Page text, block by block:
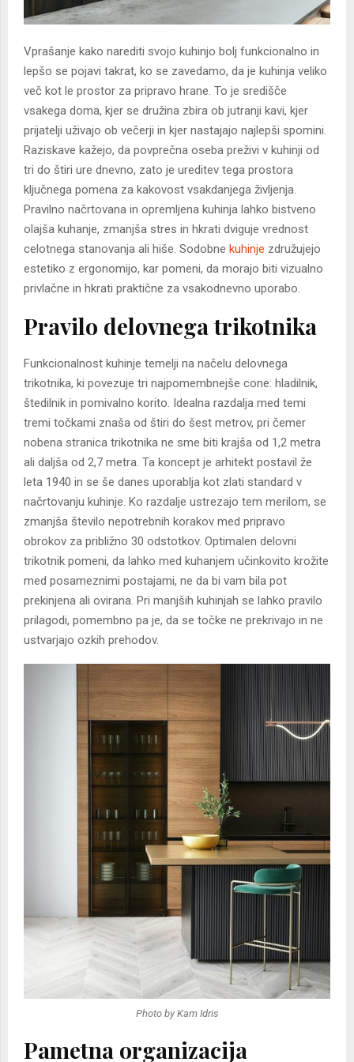
Vprašanje kako narediti svojo kuhinjo bolj funkcionalno in
lepšo se pojavi takrat, ko se zavedamo, da je kuhinja veliko
več kot le prostor za pripravo hrane. To je središče
vsakega doma, kjer se družina zbira ob jutranji kavi, kjer
prijatelji uživajo ob večerji in kjer nastajajo najlepši spomini.
Raziskave kažejo, da povprečna oseba preživi v kuhinji od
tri do štiri ure dnevno, zato je ureditev tega prostora
ključnega pomena za kakovost vsakdanjega življenja.
Pravilno načrtovana in opremljena kuhinja lahko bistveno
olajša kuhanje, zmanjša stres in hkrati dviguje vrednost
celotnega stanovanja ali hiše. Sodobne kuhinje združujejo
estetiko z ergonomijo, kar pomeni, da morajo biti vizualno
privlačne in hkrati praktične za vsakodnevno uporabo.
Pravilo delovnega trikotnika
Funkcionalnost kuhinje temelji na načelu delovnega
trikotnika, ki povezuje tri najpomembnejše cone: hladilnik,
štedilnik in pomivalno korito. Idealna razdalja med temi
tremi točkami znaša od štiri do šest metrov, pri čemer
nobena stranica trikotnika ne sme biti krajša od 1,2 metra
ali daljša od 2,7 metra. Ta koncept je arhitekt postavil že
leta 1940 in se še danes uporablja kot zlati standard v
načrtovanju kuhinje. Ko razdalje ustrezajo tem merilom, se
zmanjša število nepotrebnih korakov med pripravo
obrokov za približno 30 odstotkov. Optimalen delovni
trikotnik pomeni, da lahko med kuhanjem učinkovito krožite
med posameznimi postajami, ne da bi vam bila pot
prekinjena ali ovirana. Pri manjših kuhinjah se lahko pravilo
prilagodi, pomembno pa je, da se točke ne prekrivajo in ne
ustvarjajo ozkih prehodov.
Photo by Kam Idris
Pametna organizacija